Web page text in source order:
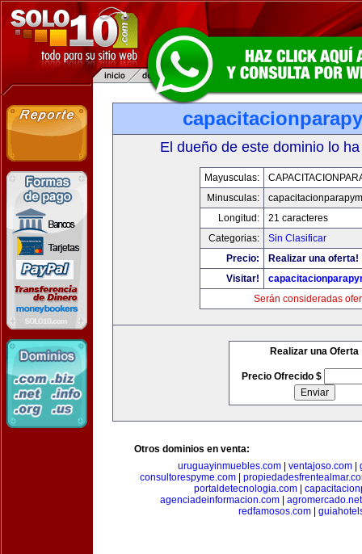
El dueño de este dominio lo
Mayusculas:
Minusculas:
Longitud:
21 caracteres
Categorias:
Sin Clasificar
Precio:
Realizar una oferta!
Visitar!
Serán consideradas
Realizar una Oferta
Precio Ofrecido $
Otros dominios en venta:
uruguayinmuebles.com| ventajoso.com|
consultorespyme.com|
portaldetecnologia.com|
agenciadeinformacion.com
agromercado.net
redfamosos.com